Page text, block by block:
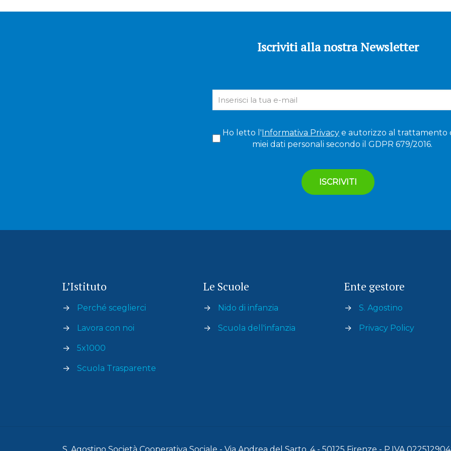
Iscriviti alla nostra Newsletter
Ho letto l'Informativa Privacy e autorizzo al trattamento
miei dati personali secondo il GDPR 679/2016.
L’Istituto
→ Perché sceglierci
→ Lavora con noi
→ 5x1000
→ Scuola Trasparente
Le Scuole
→ Nido di infanzia
→ Scuola dell'infanzia
Ente gestore
→ S. Agostino
→ Privacy Policy